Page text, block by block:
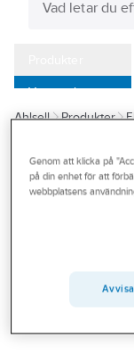
Varumärken
Kampanjer
Outlet
Branscher
Ahlsell Produkter
Genom att klicka på
på din enhet för att
webbplatsens